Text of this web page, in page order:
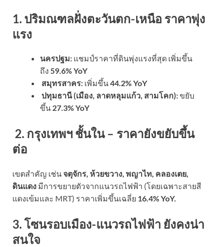
1. ปริมณฑลฝั่งตะวันตก-เหนือ ราคาพุ่ง
แรง
นครปฐม: แชมป์ราคาที่ดินพุ่งแรงที่สุด เพิ่มขึ้น
ถึง 59.6% YoY
สมุทรสาคร: เพิ่มขึ้น44.2% YoY
ปทุมธานี(เมือง, ลาดหลุมแก้ว, สามโคก):ขยับ
ขึ้น 27.3% YoY
2. กรุงเทพฯ ชั้นใน – ราคายังขยับขึ้น
ต่อ
เขตสำคัญ เช่นจตุจักร, ห้วยขวาง, พญาไท, คลองเตย,
ดินแดง มีการขยายตัวจากแนวรถไฟฟ้า (โดยเฉพาะสายสี
แดงเข้มและ MRT) ราคาเพิ่มขึ้นเฉลี่ย 16.4% YoY.
3. โซนรอบเมือง-แนวรถไฟฟ้า ยังคงน่า
สนใจ